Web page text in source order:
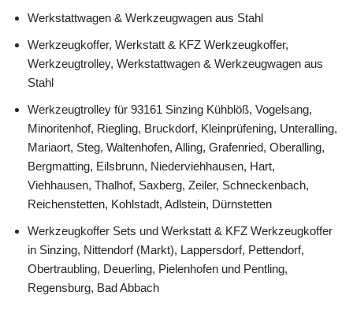
Werkstattwagen & Werkzeugwagen aus Stahl
Werkzeugkoffer, Werkstatt & KFZ Werkzeugkoffer,
Werkzeugtrolley, Werkstattwagen & Werkzeugwagen aus
Stahl
Werkzeugtrolley für 93161 Sinzing Kühblöß, Vogelsang,
Minoritenhof, Riegling, Bruckdorf, Kleinprüfening, Unteralling,
Mariaort, Steg, Waltenhofen, Alling, Grafenried, Oberalling,
Bergmatting, Eilsbrunn, Niederviehhausen, Hart,
Viehhausen, Thalhof, Saxberg, Zeiler, Schneckenbach,
Reichenstetten, Kohlstadt, Adlstein, Dürnstetten
Werkzeugkoffer Sets und Werkstatt & KFZ Werkzeugkoffer
in Sinzing, Nittendorf (Markt), Lappersdorf, Pettendorf,
Obertraubling, Deuerling, Pielenhofen und Pentling,
Regensburg, Bad Abbach